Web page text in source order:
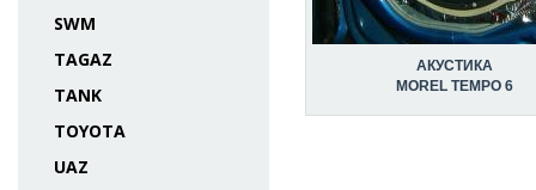
SWM
TAGAZ
TANK
TOYOTA
UAZ
АКУСТИКА
MOREL TEMPO 6